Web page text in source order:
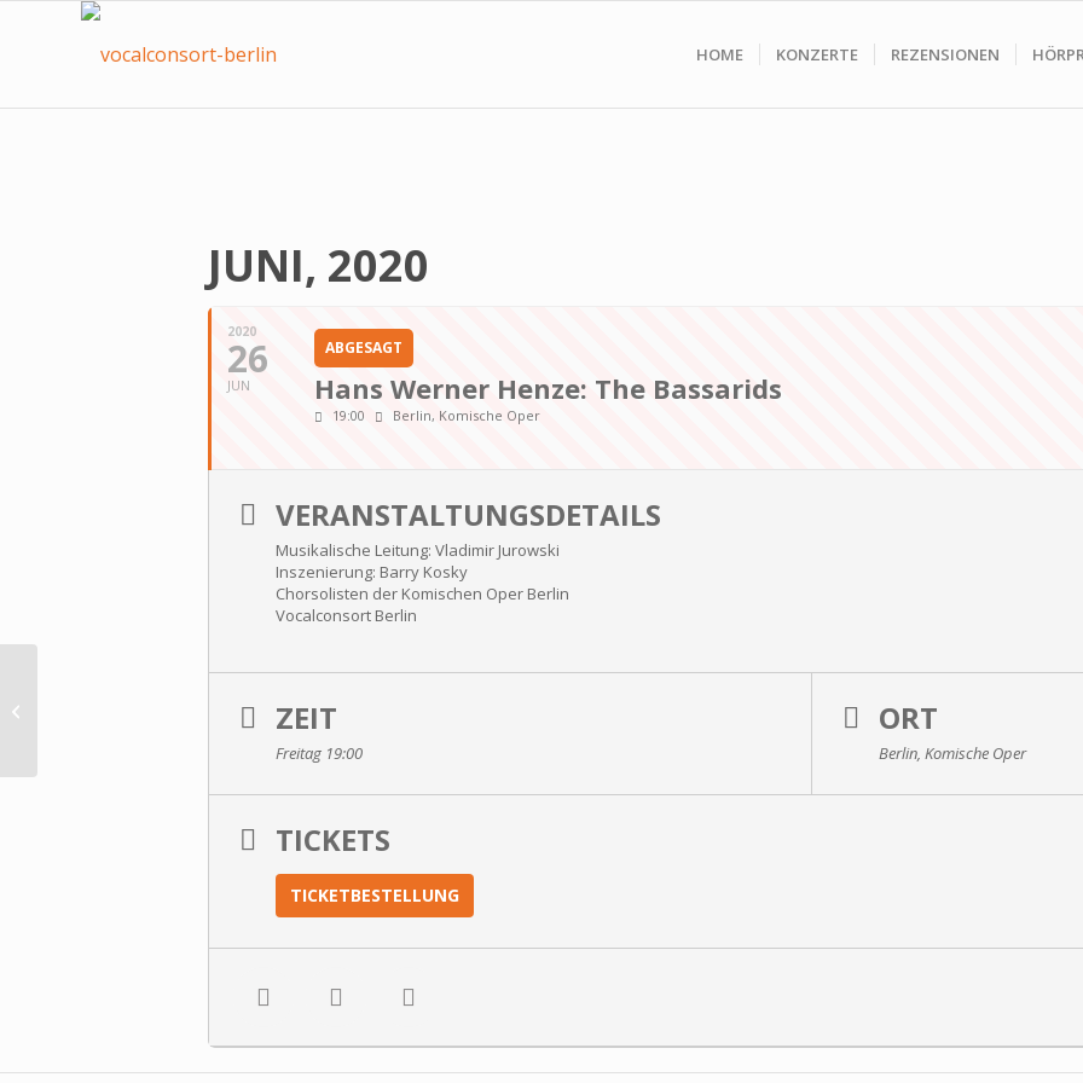
HOME KONZERTE REZENSIONEN
JUNI, 2020
2020
26
JUN
ABGESAGT
Hans Werner Henze: The Bassarids
19:00 Berlin, Komische Oper
VERANSTALTUNGSDETAILS
Musikalische Leitung: Vladimir Jurowski
Inszenierung: Barry Kosky
Chorsolisten der Komischen Oper Berlin
Vocalconsort Berlin
ZEIT
Freitag 19:00
ORT
Berlin, Komische Oper
TICKETS
TICKETBESTELLUNG
Ittinger Pfingstkonzerte 2020